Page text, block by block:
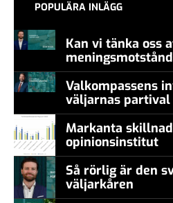
POPULÄRA INLÄGG
Kan vi tänka oss
Valkompassens
väljarnas partival
Markanta
opinionsinstitut
Så rörlig är den
väljarkåren